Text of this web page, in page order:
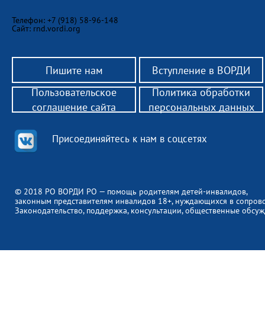
Телефон: +7 (918) 58-96-148
Сайт: rnd.vordi.org
Пишите нам Вступление в ВОРДИ
© 2018 РО ВОРДИ РО — помощь родителям детей-инвалидов,
законным представителям инвалидов 18+, нуждающихся в
Законодательство, поддержка, консультации, общественные
Присоединяйтесь к нам в соцсетях
Пользовательское
соглашение сайта
Политика обработки
персональных данных